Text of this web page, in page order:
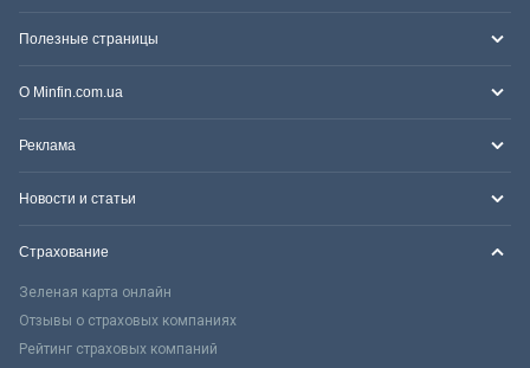
Полезные страницы
О Minfin.com.ua
Реклама
Новости и статьи
Страхование
Зеленая карта онлайн
Отзывы о страховых компаниях
Рейтинг страховых компаний